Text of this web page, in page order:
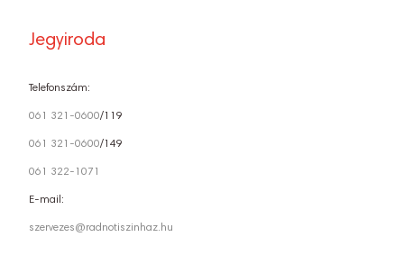
Jegyiroda
Telefonszám:
061 321-0600/119
061 321-0600/149
061 322-1071
E-mail:
szervezes@radnotiszinhaz.hu